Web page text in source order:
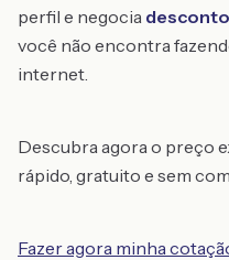
perfil e negocia
você não encontra
internet.
Descubra agora o preço
rápido, gratuito e sem
Fazer agora minha